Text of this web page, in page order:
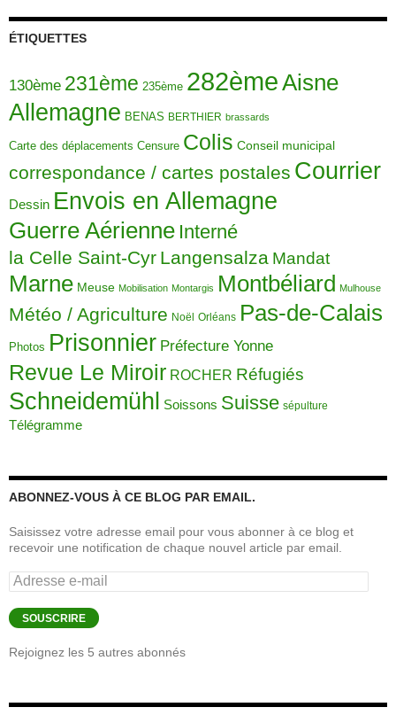
ÉTIQUETTES
130ème 231ème 235ème 282èmeAisne
Allemagne BENAS BERTHIER brassards
Carte des déplacements Censure Colis Conseil municipal
correspondance / cartes postales Courrier
Dessin Envois en Allemagne
Guerre Aérienne Interné
la Celle Saint-Cyr Langensalza Mandat
Marne Meuse Mobilisation Montargis Montbéliard Mulhouse
Météo / Agriculture Noël Orléans Pas-de-Calais
Photos Prisonnier Préfecture Yonne
Revue Le Miroir ROCHER Réfugiés
Schneidemühl Soissons Suisse sépulture
Télégramme
ABONNEZ-VOUS À CE BLOG PAR EMAIL.
Saisissez votre adresse email pour vous abonner à ce blog et
recevoir une notification de chaque nouvel article par email.
Adresse
e-
mail
SOUSCRIRE
Rejoignez les 5 autres abonnés